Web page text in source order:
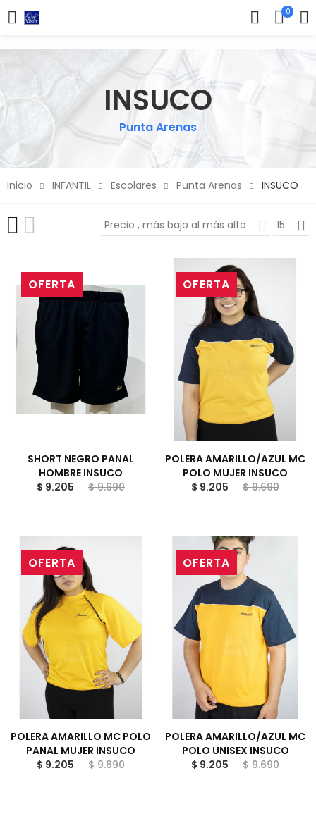
0
INSUCO
Punta Arenas
Inicio INFANTIL Escolares Punta Arenas INSUCO
Precio , más bajo al más alto 15
OFERTA
SHORT NEGRO PANAL
HOMBRE INSUCO
$ 9.205
$ 9.690
OFERTA
POLERA AMARILLO/AZUL MC
POLO MUJER INSUCO
$ 9.205
$ 9.690
OFERTA
POLERA AMARILLO MC POLO
PANAL MUJER INSUCO
$ 9.205
$ 9.690
OFERTA
POLERA AMARILLO/AZUL MC
POLO UNISEX INSUCO
$ 9.205
$ 9.690